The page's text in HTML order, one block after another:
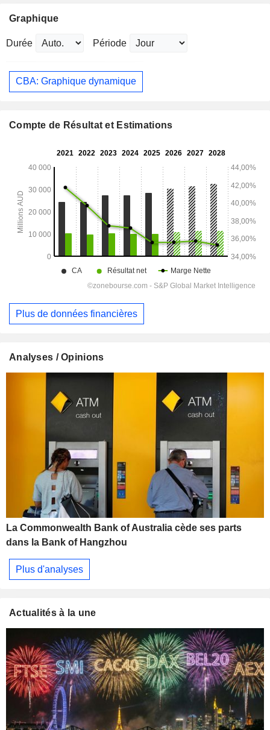
Graphique
Durée Période
CBA: Graphique dynamique
Compte de Résultat et Estimations
Plus de données financières
Analyses / Opinions
La Commonwealth Bank of Australia cède ses parts
dans la Bank of Hangzhou
Plus d'analyses
Actualités à la une